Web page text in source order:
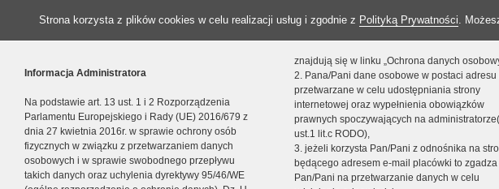
Strona korzysta z plików cookies w celu realizacji usług i zgodnie z Polityką Prywatności.
Informacja Administratora
Na podstawie art. 13 ust. 1 i 2 Rozporządzenia
Parlamentu Europejskiego i Rady (UE) 2016/679 z
dnia 27 kwietnia 2016r. w sprawie ochrony osób
fizycznych w związku z przetwarzaniem danych
osobowych i w sprawie swobodnego przepływu
takich danych oraz uchylenia dyrektywy 95/46/WE
znajdują się w linku „Ochrona danych
2. Pana/Pani dane osobowe w postaci adresu
przetwarzane w celu udostępniania strony
internetowej oraz wypełnienia obowiązków
prawnych spoczywających na
ust.1 lit.c RODO),
3. jeżeli korzysta Pan/Pani z odnośnika na
będącego adresem e-mail placówki to zgadza
Pan/Pani na przetwarzanie danych w celu